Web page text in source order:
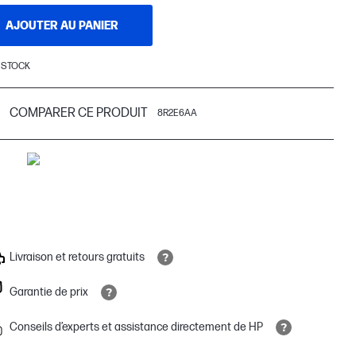
AJOUTER AU PANIER
COMPARER CE PRODUIT 8R2E6AA
Livraison et retours gratuits
Garantie de prix
Conseils d’experts et assistance directement de HP